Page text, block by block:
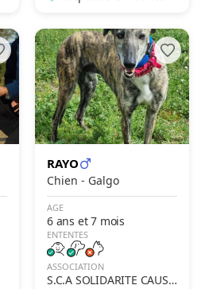
RAYO
Chien - Galgo
AGE
6 ans et 7 mois
ENTENTES
ASSOCIATION
S.C.A SOLIDARITE CAUSE